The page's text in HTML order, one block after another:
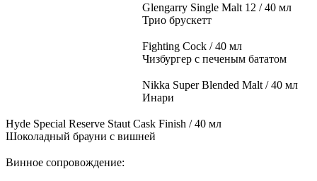
Glengarry Single Malt 12 / 40 мл
Трио брускетт
Fighting Cock / 40 мл
Чизбургер с печеным бататом
Nikka Super Blended Malt / 40 мл
Инари
Hyde Special Reserve Staut Cask Finish / 40 мл
Шоколадный брауни с вишней
Винное сопровождение: